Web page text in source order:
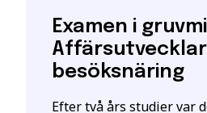
Examen i
besöksnäring
Efter två års studier var